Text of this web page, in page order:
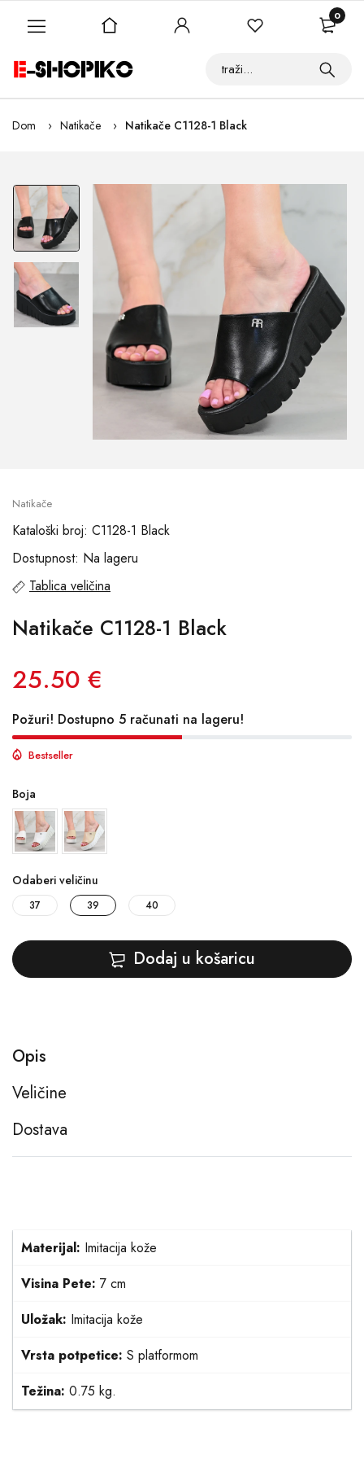
Dom Natikače Natikače C1128-1 Black
Natikače
Kataloški broj: C1128-1 Black
Dostupnost: Na lageru
Tablica veličina
Natikače C1128-1 Black
25.50 €
Požuri! Dostupno 5 računati na lageru!
Bestseller
Boja
Odaberi veličinu
37 39 40
Dodaj u košaricu
Opis
Veličine
Dostava
Materijal: Imitacija kože
Visina Pete: 7 cm
Uložak: Imitacija kože
Vrsta potpetice: S platformom
Težina: 0.75 kg.
0